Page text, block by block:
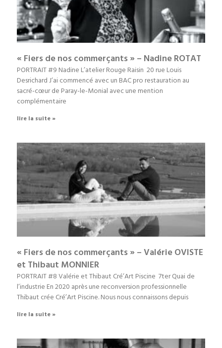
« Fiers de nos commerçants » – Nadine ROTAT
PORTRAIT #9 Nadine L’atelier Rouge Raisin 20 rue Louis
Desrichard J’ai commencé avec un BAC pro restauration au
sacré-cœur de Paray-le-Monial avec une mention
complémentaire
lire la suite »
« Fiers de nos commerçants » – Valérie OVISTE
et Thibaut MONNIER
PORTRAIT #8 Valérie et Thibaut Cré’Art Piscine 7ter Quai de
l’industrie En 2020 après une reconversion professionnelle
Thibaut crée Cré’Art Piscine. Nous nous connaissons depuis
lire la suite »